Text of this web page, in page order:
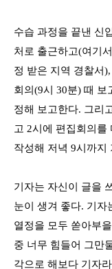
수습 과정을 끝낸 신
처로 출근하고(여기
정 받은 지역 경찰서
회의(9시 30분) 때 보
정해 보고한다. 그리
고 2시에 편집회의를
작성해 저녁 9시까지
기자는 자신이 글을
눈이 생겨 좋다. 기자
열정을 모두 쏟아부
중 너무 힘들어 그만
각으로 해보다 기자